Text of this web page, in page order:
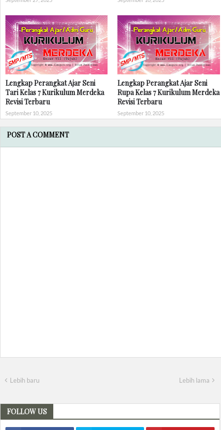
Lengkap Perangkat Ajar Seni
Tari Kelas 7 Kurikulum Merdeka
Revisi Terbaru
September 10, 2025
Lengkap Perangkat Ajar Seni
Rupa Kelas 7 Kurikulum Merdeka
Revisi Terbaru
September 10, 2025
POST A COMMENT
Lebih baru Lebih lama
FOLLOW US